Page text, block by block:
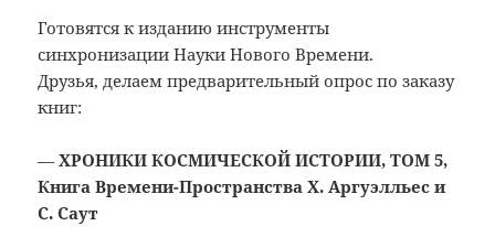
Готовятся к изданию инструменты
синхронизации Науки Нового Времени.
Друзья, делаем предварительный опрос по заказу
книг:
—ХРОНИКИ КОСМИЧЕСКОЙ ИСТОРИИ, ТОМ 5,
Книга Времени-Пространства Х. Аргуэлльес и
С. Саут